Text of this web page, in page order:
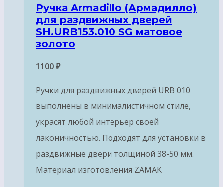
Ручка Armadillo (Армадилло)
для раздвижных дверей
SH.URB153.010 SG матовое
золото
1100₽
Ручки для раздвижных дверей URB 010
выполнены в минималистичном стиле,
украсят любой интерьер своей
лаконичностью. Подходят для установки в
раздвижные двери толщиной 38-50 мм.
Материал изготовления ZAMAK